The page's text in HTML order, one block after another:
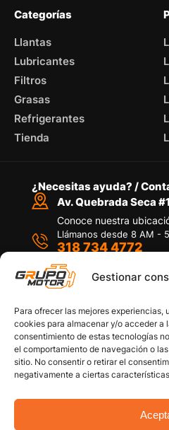
Gestionar
Para ofrecer las mejores
cookies para almacenar y/o acceder a
consentimiento de estas tecnologías
el comportamiento de navegación o
sitio. No consentir o retirar el
negativamente a ciertas
Categorías
Llantas
Lubricantes
Filtros
Grasas
Refrigerantes
Tienda
¿Necesitas ayuda? /
Av. Quebrada Seca
Conoce nuestra
Llámanos desde 8 AM -
318 734 4772
Por medio de WhatsApp
Políticas de
Política de
Términos y